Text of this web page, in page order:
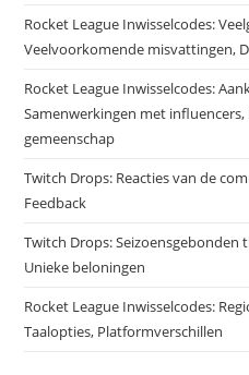
Rocket League Inwisselcodes:
Veelvoorkomende misvattingen,
Rocket League Inwisselcodes:
Samenwerkingen met
gemeenschap
Twitch Drops: Reacties van de
Feedback
Twitch Drops: Seizoensgebonden
Unieke beloningen
Rocket League Inwisselcodes:
Taalopties, Platformverschillen